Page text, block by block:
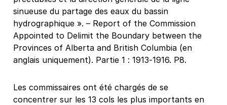
sinueuse du partage des eaux du bassin
hydrographique ». – Report of the Commission
Appointed to Delimit the Boundary between the
Provinces of Alberta and British Columbia (en
anglais uniquement). Partie 1 : 1913-1916. P8.
Les commissaires ont été chargés de se
concentrer sur les 13 cols les plus importants en